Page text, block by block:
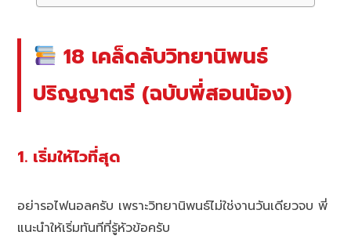
18 เคล็ดลับวิทยานิพนธ์
ปริญญาตรี (ฉบับพี่สอนน้อง)
1. เริ่มให้ไวที่สุด
อย่ารอไฟนอลครับ เพราะวิทยานิพนธ์ไม่ใช่งานวันเดียวจบ พี่
แนะนำให้เริ่มทันทีที่รู้หัวข้อครับ